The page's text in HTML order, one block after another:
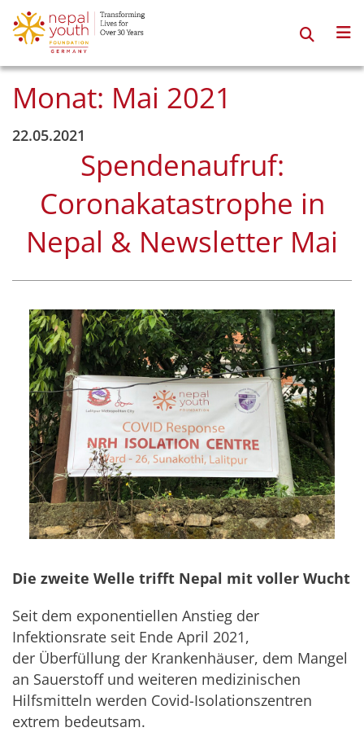
Zum
Inhalt
springen
Monat: Mai 2021
22.05.2021
Spendenaufruf:
Coronakatastrophe in
Nepal & Newsletter Mai
Die zweite Welle trifft Nepal mit voller Wucht
Seit dem exponentiellen Anstieg der
Infektionsrate seit Ende April 2021,
der Überfüllung der Krankenhäuser, dem Mangel
an Sauerstoff und weiteren medizinischen
Hilfsmitteln werden Covid-Isolationszentren
extrem bedeutsam.